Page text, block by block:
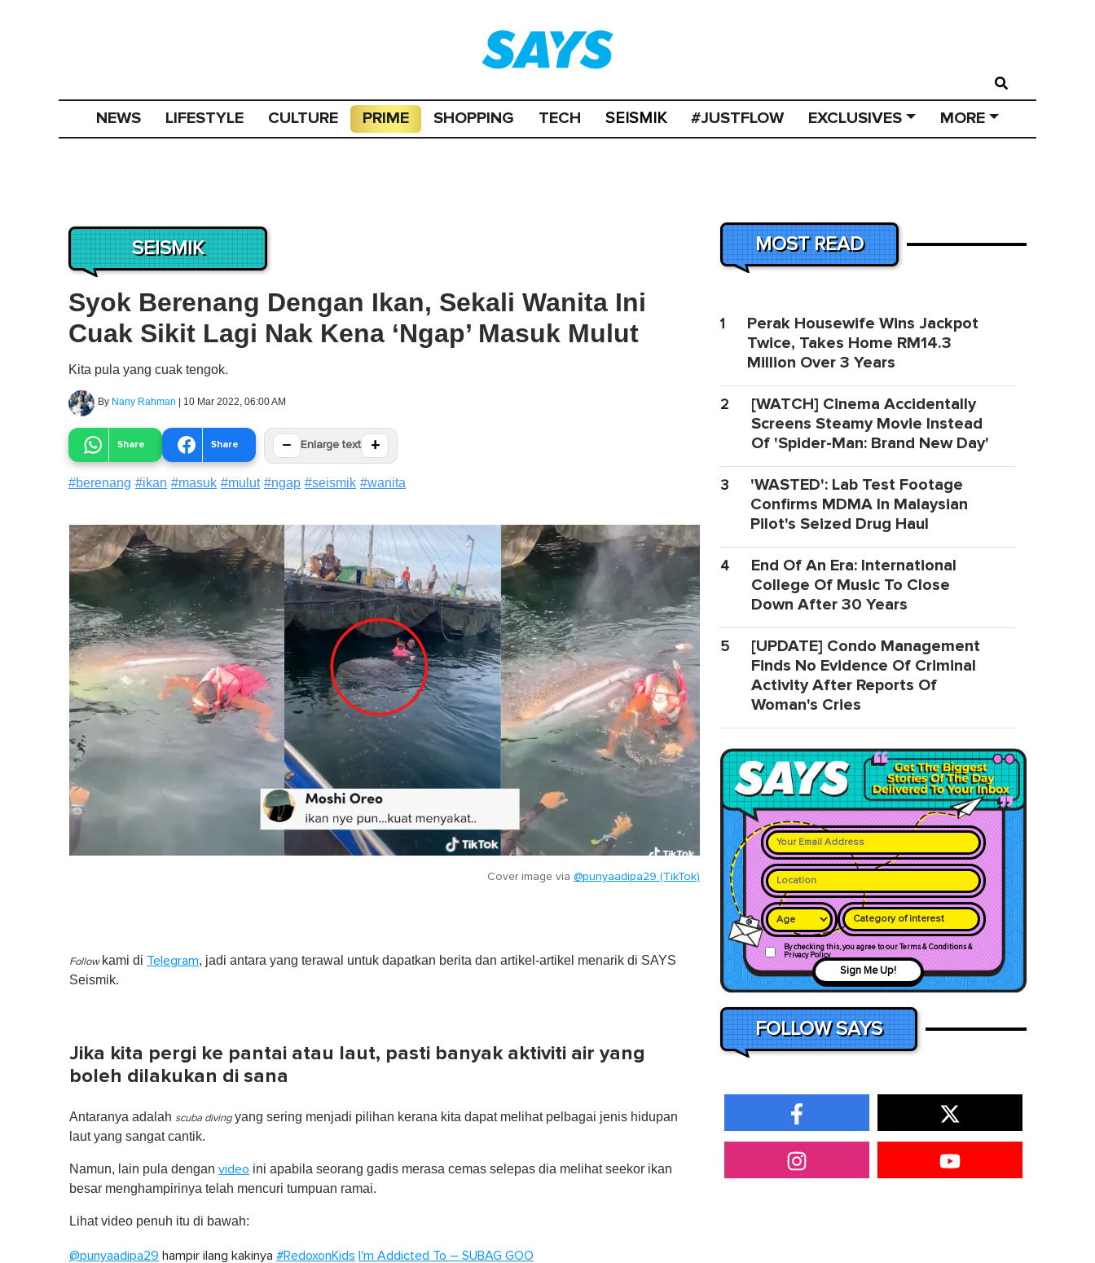
NEWS LIFESTYLE CULTURE PRIME SHOPPING TECH SEISMIK #JUSTFLOW EXCLUSIVES MORE
SEISMIK
Syok Berenang Dengan Ikan, Sekali Wanita Ini
Cuak Sikit Lagi Nak Kena ‘Ngap’ Masuk Mulut
Kita pula yang cuak tengok.
By Nany Rahman | 10 Mar 2022, 06:00 AM
Share Share − Enlarge text +
#berenang #ikan #masuk #mulut #ngap #seismik #wanita
Cover image via @punyaadipa29 (TikTok)
Follow kami di Telegram, jadi antara yang terawal untuk dapatkan berita dan artikel-artikel menarik di SAYS
Seismik.
Jika kita pergi ke pantai atau laut, pasti banyak aktiviti air yang
boleh dilakukan di sana
Antaranya adalah scuba divingyang sering menjadi pilihan kerana kita dapat melihat pelbagai jenis hidupan
laut yang sangat cantik.
Namun, lain pula dengan video ini apabila seorang gadis merasa cemas selepas dia melihat seekor ikan
besar menghampirinya telah mencuri tumpuan ramai.
Lihat video penuh itu di bawah:
@punyaadipa29 hampir ilang kakinya #RedoxonKids I'm Addicted To – SUBAG GOO
MOST READ
1
Perak Housewife Wins Jackpot
Twice, Takes Home RM14.3
Million Over 3 Years
2
[WATCH] Cinema Accidentally
Screens Steamy Movie Instead
Of 'Spider-Man: Brand New Day'
3
'WASTED': Lab Test Footage
Confirms MDMA In Malaysian
Pilot's Seized Drug Haul
4
End Of An Era: International
College Of Music To Close
Down After 30 Years
5
[UPDATE] Condo Management
Finds No Evidence Of Criminal
Activity After Reports Of
Woman's Cries
Category of interest
By checking this, you agree to our Terms & Conditions &
Privacy Policy
Sign Me Up!
FOLLOW SAYS